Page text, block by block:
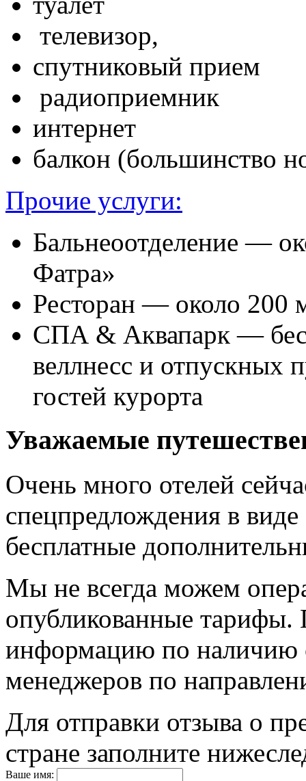
телевизор,
спутниковый прием
радиоприемник
интернет
балкон (большинство
Прочие услуги:
Бальнеоотделение —
Фатра»
Ресторан — около 200
СПА & Аквапарк —
веллнесс и отпускных
гостей курорта
Уважаемые
Очень много отелей
спецпредлождения в
бесплатные
Мы не всегда можем
опубликованные тарифы.
информацию по наличию
менеджеров по
Для отправки отзыва о
стране заполните
Ваше имя: